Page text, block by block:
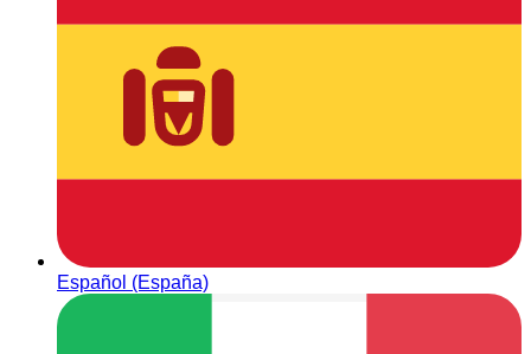
Español (España)